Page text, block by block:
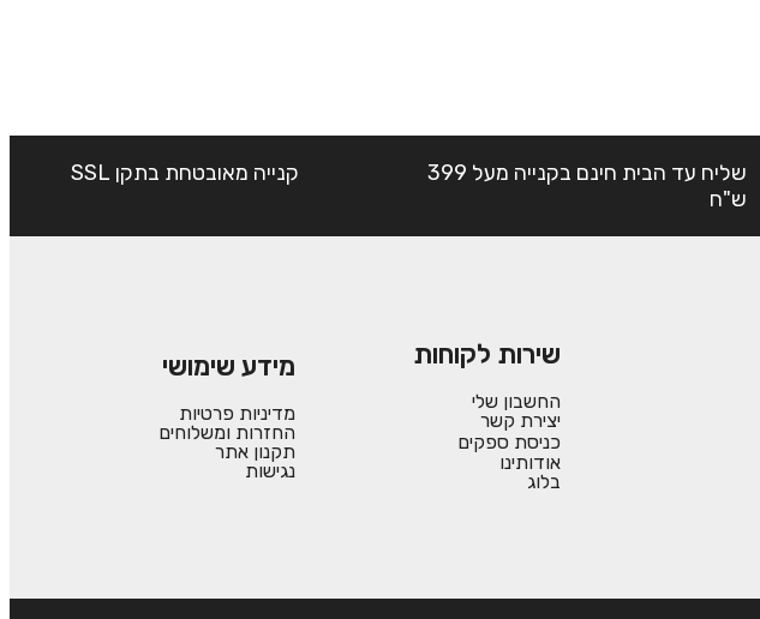
שליח עד הבית חינם בקנייה מעל 399
ש"ח
קנייה מאובטחת בתקן SSL
שירות לקוחות
החשבון שלי
יצירת קשר
כניסת ספקים
אודותינו
בלוג
מידע שימושי
מדיניות פרטיות
החזרות ומשלוחים
תקנון אתר
נגישות